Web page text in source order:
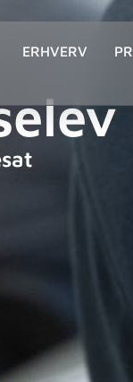
ERHVERV